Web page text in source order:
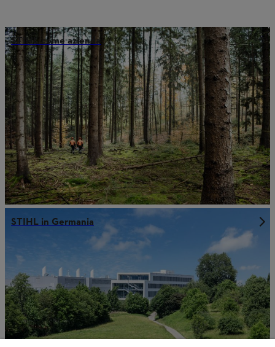
STIHL come azienda
STIHL in Germania